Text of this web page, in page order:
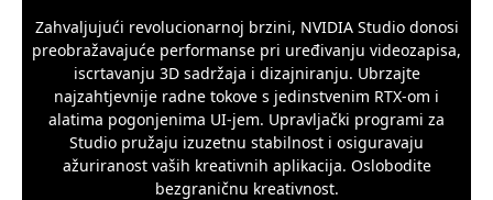
Zahvaljujući revolucionarnoj brzini, NVIDIA Studio donosi
preobražavajuće performanse pri uređivanju videozapisa,
iscrtavanju 3D sadržaja i dizajniranju. Ubrzajte
najzahtjevnije radne tokove s jedinstvenim RTX-om i
alatima pogonjenima UI-jem. Upravljački programi za
Studio pružaju izuzetnu stabilnost i osiguravaju
ažuriranost vaših kreativnih aplikacija. Oslobodite
bezgraničnu kreativnost.